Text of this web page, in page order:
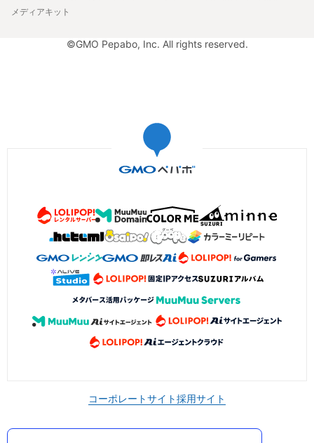
メディアキット
©GMO Pepabo, Inc. All rights reserved.
コーポレートサイト採用サイト